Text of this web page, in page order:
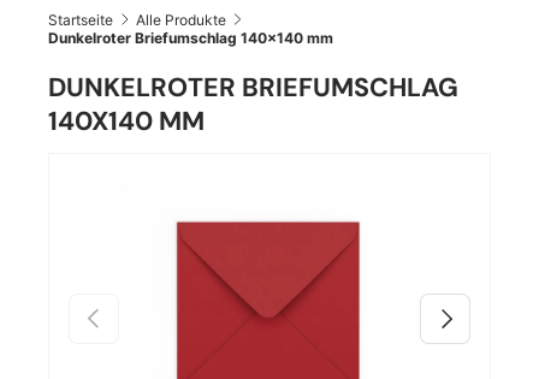
Startseite
Alle Produkte
Dunkelroter Briefumschlag 140x140 mm
DUNKELROTER BRIEFUMSCHLAG
140X140 MM
Vorherige Nächste